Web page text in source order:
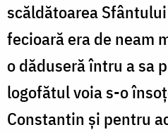
scăldătoarea
fecioară era de neam
o dăduseră întru a sa
logofătul voia s-o
Constantin și pentru